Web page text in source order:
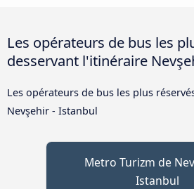
Les opérateurs de bus les
desservant l'itinéraire
Les opérateurs de bus les plus
Nevşehir - Istanbul
Metro Turizm de
Istanbul